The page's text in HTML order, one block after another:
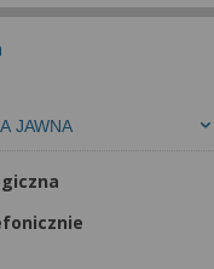
JAWNA